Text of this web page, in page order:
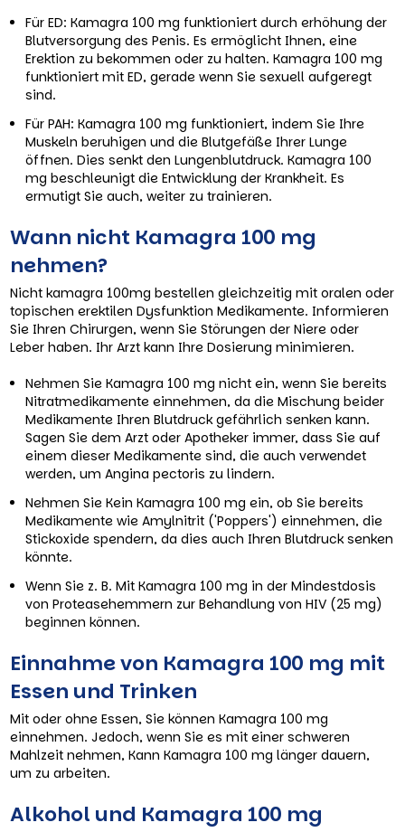
Für ED: Kamagra 100 mg funktioniert durch erhöhung der
Blutversorgung des Penis. Es ermöglicht Ihnen, eine
Erektion zu bekommen oder zu halten. Kamagra 100 mg
funktioniert mit ED, gerade wenn Sie sexuell aufgeregt
sind.
Für PAH: Kamagra 100 mg funktioniert, indem Sie Ihre
Muskeln beruhigen und die Blutgefäße Ihrer Lunge
öffnen. Dies senkt den Lungenblutdruck. Kamagra 100
mg beschleunigt die Entwicklung der Krankheit. Es
ermutigt Sie auch, weiter zu trainieren.
Wann nicht Kamagra 100 mg
nehmen?
Nicht kamagra 100mg bestellen gleichzeitig mit oralen oder
topischen erektilen Dysfunktion Medikamente. Informieren
Sie Ihren Chirurgen, wenn Sie Störungen der Niere oder
Leber haben. Ihr Arzt kann Ihre Dosierung minimieren.
Nehmen Sie Kamagra 100 mg nicht ein, wenn Sie bereits
Nitratmedikamente einnehmen, da die Mischung beider
Medikamente Ihren Blutdruck gefährlich senken kann.
Sagen Sie dem Arzt oder Apotheker immer, dass Sie auf
einem dieser Medikamente sind, die auch verwendet
werden, um Angina pectoris zu lindern.
Nehmen Sie Kein Kamagra 100 mg ein, ob Sie bereits
Medikamente wie Amylnitrit ('Poppers') einnehmen, die
Stickoxide spendern, da dies auch Ihren Blutdruck senken
könnte.
Wenn Sie z. B. Mit Kamagra 100 mg in der Mindestdosis
von Proteasehemmern zur Behandlung von HIV (25 mg)
beginnen können.
Einnahme von Kamagra 100 mg mit
Essen und Trinken
Mit oder ohne Essen, Sie können Kamagra 100 mg
einnehmen. Jedoch, wenn Sie es mit einer schweren
Mahlzeit nehmen, Kann Kamagra 100 mg länger dauern,
um zu arbeiten.
Alkohol und Kamagra 100 mg